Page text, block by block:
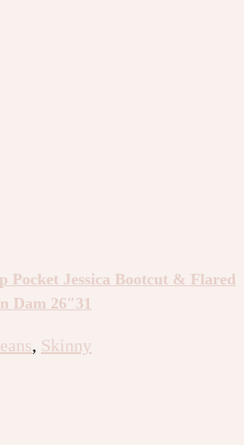
Pocket Jessica Bootcut & Flared
Dam 26″31
, Skinny